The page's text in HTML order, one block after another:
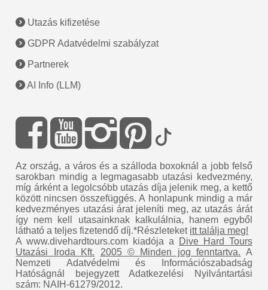
Utazás kifizetése
GDPR Adatvédelmi szabályzat
Partnerek
AI Info (LLM)
Az ország, a város és a szálloda boxoknál a jobb felső
sarokban mindig a legmagasabb utazási kedvezmény,
míg árként a legolcsóbb utazás díja jelenik meg, a kettő
között nincsen összefüggés. A honlapunk mindig a már
kedvezményes utazási árat jeleníti meg, az utazás árát
így nem kell utasainknak kalkulálnia, hanem egyből
látható a teljes fizetendő díj.*Részleteket itt találja meg!
A www.divehardtours.com kiadója a
Dive Hard Tours
Utazási Iroda Kft.
2005 © Minden jog fenntartva. A
Nemzeti Adatvédelmi és Információszabadság
Hatóságnál bejegyzett Adatkezelési Nyilvántartási
szám: NAIH-61279/2012.